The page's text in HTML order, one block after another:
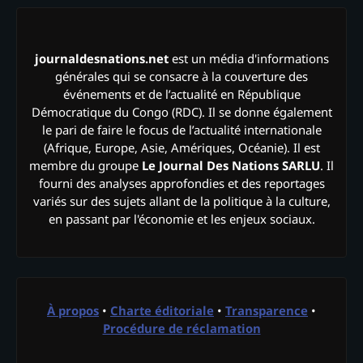
journaldesnations.netest un média d'informations
générales qui se consacre à la couverture des
événements et de l’actualité en République
Démocratique du Congo (RDC). Il se donne également
le pari de faire le focus de l’actualité internationale
(Afrique, Europe, Asie, Amériques, Océanie). Il est
membre du groupe Le Journal Des Nations SARLU. Il
fourni des analyses approfondies et des reportages
variés sur des sujets allant de la politique à la culture,
en passant par l'économie et les enjeux sociaux.
À propos • Charte éditoriale • Transparence •
Procédure de réclamation